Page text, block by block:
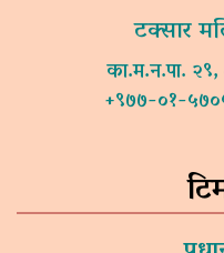
टक्सार
का.म.न.पा.
+९७७-०१-